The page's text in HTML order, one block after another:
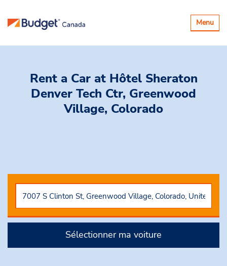
Basculer
la
Menu
Rent a Car at Hôtel Sheraton
Denver Tech Ctr, Greenwood
Village, Colorado
Sélectionner ma voiture